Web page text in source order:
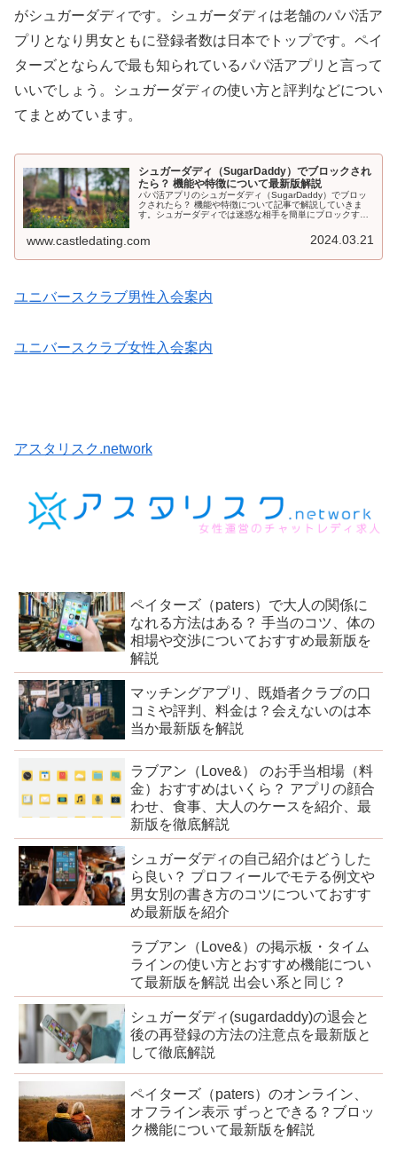
がシュガーダディです。シュガーダディは老舗のパパ活ア
プリとなり男女ともに登録者数は日本でトップです。ペイ
ターズとならんで最も知られているパパ活アプリと言って
いいでしょう。シュガーダディの使い方と評判などについ
てまとめています。
シュガーダディ（SugarDaddy）でブロックされ
たら？ 機能や特徴について最新版解説
パパ活アプリのシュガーダディ（SugarDaddy）でブロッ
クされたら？ 機能や特徴について記事で解説していきま
す。シュガーダディでは迷惑な相手を簡単にブロックする
性もあるわけです。どのような機能なのかを解説します。
www.castledating.com 2024.03.21
ユニバースクラブ男性入会案内
ユニバースクラブ女性入会案内
アスタリスク.network
ペイターズ（paters）で大人の関係に
なれる方法はある？ 手当のコツ、体の
相場や交渉についておすすめ最新版を
解説
マッチングアプリ、既婚者クラブの口
コミや評判、料金は？会えないのは本
当か最新版を解説
ラブアン（Love&） のお手当相場（料
金）おすすめはいくら？ アプリの顔合
わせ、食事、大人のケースを紹介、最
新版を徹底解説
シュガーダディの自己紹介はどうした
ら良い？ プロフィールでモテる例文や
男女別の書き方のコツについておすす
め最新版を紹介
ラブアン（Love&）の掲示板・タイム
ラインの使い方とおすすめ機能につい
て最新版を解説 出会い系と同じ？
シュガーダディ(sugardaddy)の退会と
後の再登録の方法の注意点を最新版と
して徹底解説
ペイターズ（paters）のオンライン、
オフライン表示 ずっとできる？ブロッ
ク機能について最新版を解説